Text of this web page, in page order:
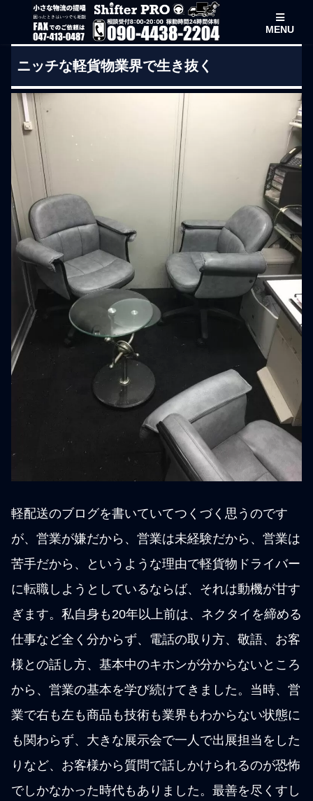
MENU
ニッチな軽貨物業界で生き抜く
軽配送のブログを書いていてつくづく思うのです
が、営業が嫌だから、営業は未経験だから、営業は
苦手だから、というような理由で軽貨物ドライバー
に転職しようとしているならば、それは動機が甘す
ぎます。私自身も20年以上前は、ネクタイを締める
仕事など全く分からず、電話の取り方、敬語、お客
様との話し方、基本中のキホンが分からないところ
から、営業の基本を学び続けてきました。当時、営
業で右も左も商品も技術も業界もわからない状態に
も関わらず、大きな展示会で一人で出展担当をした
りなど、お客様から質問で話しかけられるのが恐怖
でしかなかった時代もありました。最善を尽くすし